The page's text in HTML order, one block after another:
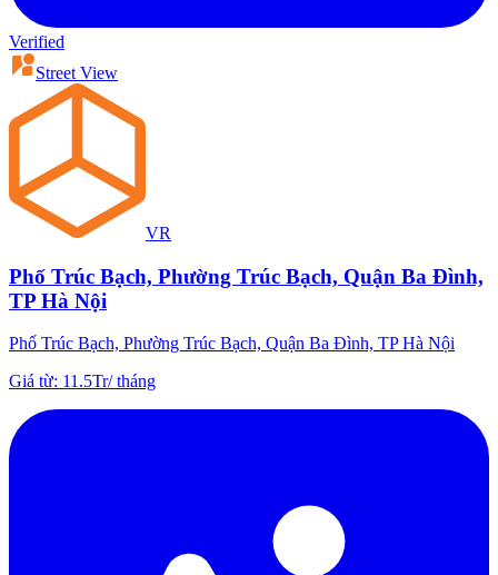
Verified
Street View
VR
Phố Trúc Bạch, Phường Trúc Bạch, Quận Ba Đình,
TP Hà Nội
Phố Trúc Bạch, Phường Trúc Bạch, Quận Ba Đình, TP Hà Nội
Giá từ: 11.5Tr/tháng